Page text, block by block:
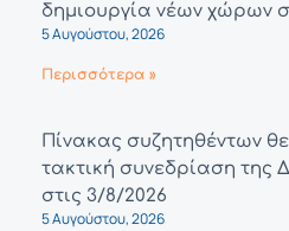
δημιουργία νέων χώρων
5 Αυγούστου, 2026
Περισσότερα »
Πίνακας συζητηθέντων
τακτική συνεδρίαση της
στις 3/8/2026
5 Αυγούστου, 2026